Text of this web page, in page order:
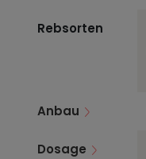
Rebsorten
Anbau
Dosage